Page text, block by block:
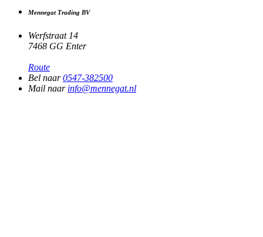
Mennegat Trading BV
Werfstraat 14
7468 GG Enter
Route
Bel naar0547-382500
Mail naar info@mennegat.nl